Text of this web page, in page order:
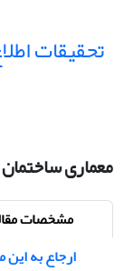
تحقیقات
معماری ساختمان
مشخصات
ارجاع به این